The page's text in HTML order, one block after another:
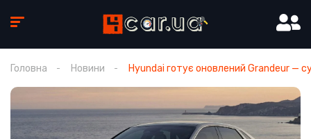
Головна Новини Hyundai готує оновлений Grandeur —